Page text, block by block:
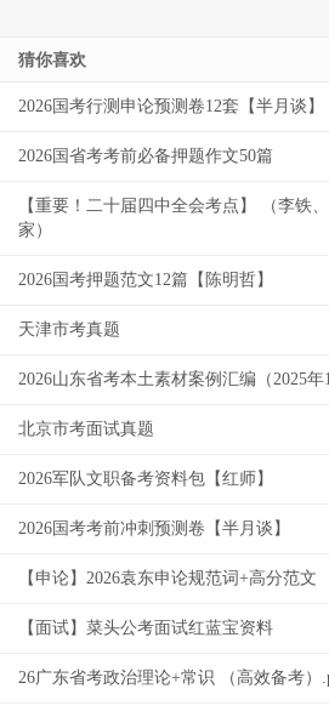
猜你喜欢
2026国考行测申论预测卷12套【半月谈】
2026国省考考前必备押题作文50篇
【重要！二十届四中全会考点】 （李铁
家）
2026国考押题范文12篇【陈明哲】
天津市考真题
2026山东省考本土素材案例汇编（2025年
北京市考面试真题
2026军队文职备考资料包【红师】
2026国考考前冲刺预测卷【半月谈】
【申论】2026袁东申论规范词+高分范文
【面试】菜头公考面试红蓝宝资料
26广东省考政治理论+常识 （高效备考）